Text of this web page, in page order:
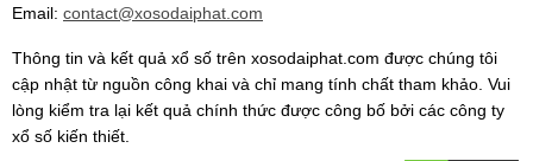
Email: contact@xosodaiphat.com
Thông tin và kết quả xổ số trên xosodaiphat.com được chúng tôi
cập nhật từ nguồn công khai và chỉ mang tính chất tham khảo. Vui
lòng kiểm tra lại kết quả chính thức được công bố bởi các công ty
xổ số kiến thiết.